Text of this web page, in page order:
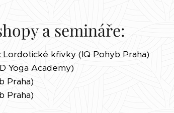
a semináře:
křivky (IQ Pohyb Praha)
Yoga Academy)
Praha)
Praha)